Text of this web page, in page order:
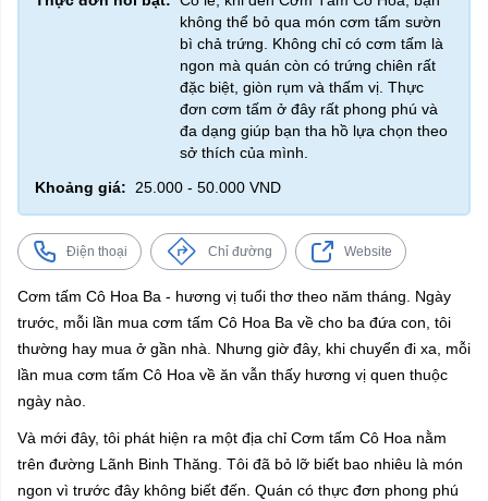
không thể bỏ qua món cơm tấm sườn
bì chả trứng. Không chỉ có cơm tấm là
ngon mà quán còn có trứng chiên rất
đặc biệt, giòn rụm và thấm vị. Thực
đơn cơm tấm ở đây rất phong phú và
đa dạng giúp bạn tha hồ lựa chọn theo
sở thích của mình.
Khoảng giá:
25.000 - 50.000 VND
Điện thoại Chỉ đường Website
Cơm tấm Cô Hoa Ba - hương vị tuổi thơ theo năm tháng. Ngày
trước, mỗi lần mua cơm tấm Cô Hoa Ba về cho ba đứa con, tôi
thường hay mua ở gần nhà. Nhưng giờ đây, khi chuyển đi xa, mỗi
lần mua cơm tấm Cô Hoa về ăn vẫn thấy hương vị quen thuộc
ngày nào.
Và mới đây, tôi phát hiện ra một địa chỉ Cơm tấm Cô Hoa nằm
trên đường Lãnh Binh Thăng. Tôi đã bỏ lỡ biết bao nhiêu là món
ngon vì trước đây không biết đến. Quán có thực đơn phong phú